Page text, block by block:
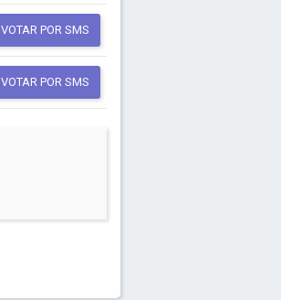
VOTAR POR SMS
VOTAR POR SMS